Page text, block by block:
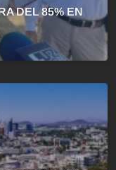
DEL 85% EN